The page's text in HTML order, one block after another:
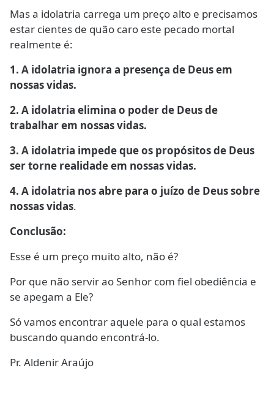
Mas a idolatria carrega um preço alto e precisamos
estar cientes de quão caro este pecado mortal
realmente é:
1. A idolatria ignora a presença de Deus em
nossas vidas.
2. A idolatria elimina o poder de Deus de
trabalhar em nossas vidas.
3. A idolatria impede que os propósitos de Deus
ser torne realidade em nossas vidas.
4. A idolatria nos abre para o juízo de Deus sobre
nossas vidas.
Conclusão:
Esse é um preço muito alto, não é?
Por que não servir ao Senhor com fiel obediência e
se apegam a Ele?
Só vamos encontrar aquele para o qual estamos
buscando quando encontrá-lo.
Pr. Aldenir Araújo